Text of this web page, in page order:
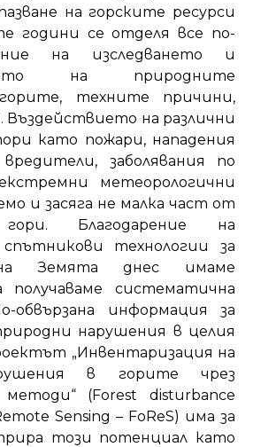
на горските ресурси
години се отделя все по-
на изследването и
на природните
техните причини,
Въздействието на различни
като пожари, нападения
заболявания по
метеорологични
и засяга не малка част от
гори. Благодарение на
технологии за
Земята днес имаме
получаваме систематична
обвързана информация за
нарушения в целия
„Инвентаризация на
в горите чрез
(Forest disturbance
Sensing – FoReS) има за
този потенциал като